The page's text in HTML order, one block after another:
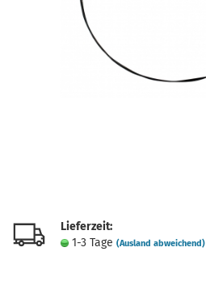
Lieferzeit:
1-3 Tage (Ausland abweichend)